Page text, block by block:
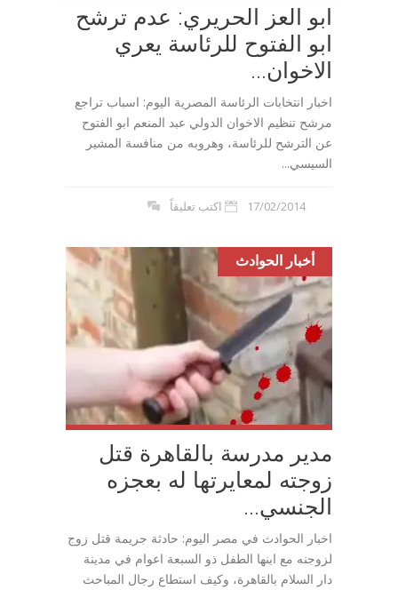
ابو العز الحريري: عدم ترشح
ابو الفتوح للرئاسة يعري
الاخوان...
اخبار انتخابات الرئاسة المصرية اليوم: اسباب تراجع
مرشح تنظيم الاخوان الدولي عبد المنعم ابو الفتوح
عن الترشح للرئاسة، وهروبه من منافسة المشير
السيسي...
17/02/2014 اكتب تعليقاً
أخبار الحوادث
مدير مدرسة بالقاهرة قتل
زوجته لمعايرتها له بعجزه
الجنسي...
اخبار الحوادث في مصر اليوم: حادثة جريمة قتل زوج
لزوجنه مع ابنها الطفل ذو السبعة اعوام في مدينة
دار السلام بالقاهرة، وكيف استطاع رجال المباحث